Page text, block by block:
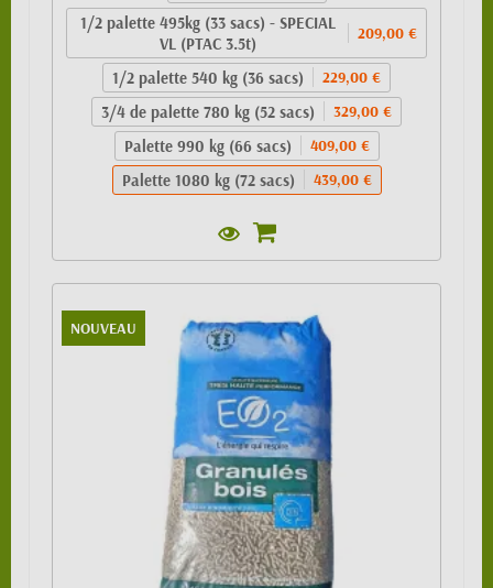
1/2 palette 495kg (33 sacs) - SPECIAL
VL (PTAC 3.5t)
209,00 €
1/2 palette 540 kg (36 sacs) 229,00 €
3/4 de palette 780 kg (52 sacs) 329,00 €
Palette 990 kg (66 sacs) 409,00 €
Palette 1080 kg (72 sacs) 439,00 €
NOUVEAU